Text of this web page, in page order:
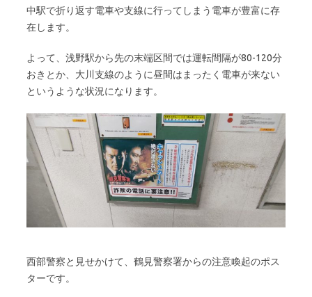
中駅で折り返す電車や支線に行ってしまう電車が豊富に存
在します。
よって、浅野駅から先の末端区間では運転間隔が80-120分
おきとか、大川支線のように昼間はまったく電車が来ない
というような状況になります。
西部警察と見せかけて、鶴見警察署からの注意喚起のポス
ターです。